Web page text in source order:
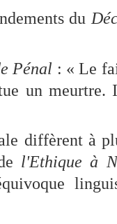
du
Pénal : « Le
un meurtre.
diffèrent à
l'Ethique à